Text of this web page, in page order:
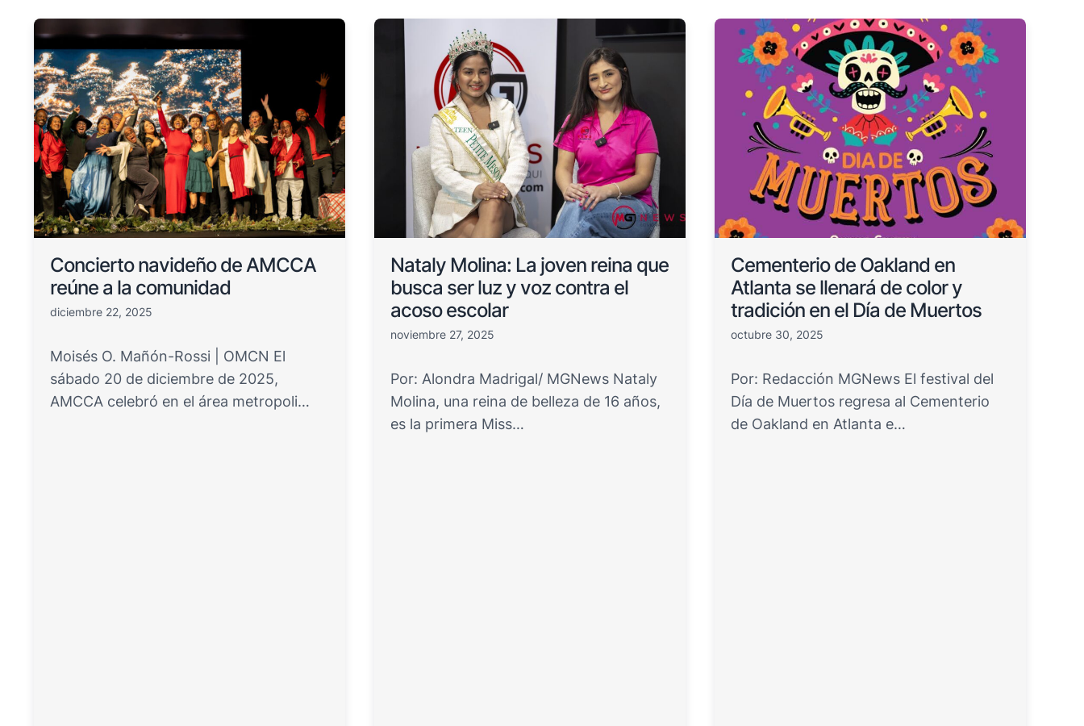
Concierto navideño de AMCCA
reúne a la comunidad
diciembre 22, 2025
Moisés O. Mañón-Rossi | OMCN El
sábado 20 de diciembre de 2025,
AMCCA celebró en el área metropoli…
Nataly Molina: La joven reina que
busca ser luz y voz contra el
acoso escolar
noviembre 27, 2025
Por: Alondra Madrigal/ MGNews Nataly
Molina, una reina de belleza de 16 años,
es la primera Miss…
Cementerio de Oakland en
Atlanta se llenará de color y
tradición en el Día de Muertos
octubre 30, 2025
Por: Redacción MGNews El festival del
Día de Muertos regresa al Cementerio
de Oakland en Atlanta e…